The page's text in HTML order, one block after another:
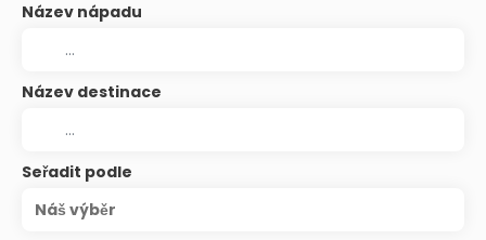
Název nápadu
Název destinace
Seřadit podle
Náš výběr